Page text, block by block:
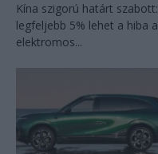
Kína szigorú határt szabott:
legfeljebb 5% lehet a hiba
elektromos...